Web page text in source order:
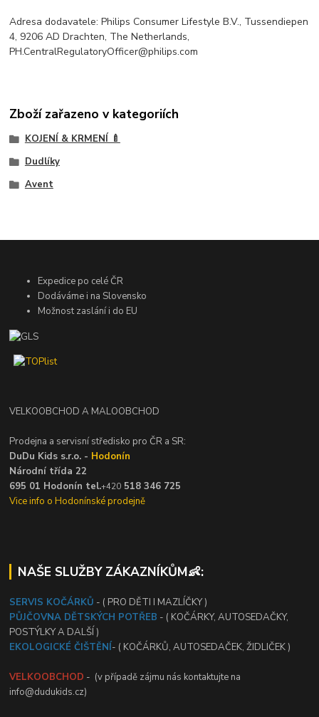
Adresa dodavatele: Philips Consumer Lifestyle B.V., Tussendiepen
4, 9206 AD Drachten, The Netherlands,
PH.CentralRegulatoryOfficer@philips.com
Zboží zařazeno v kategoriích
KOJENÍ & KRMENÍ 🍼
Dudlíky
Avent
Expedice po celé ČR
Dodáváme i na Slovensko
Možnost zaslání i do EU
VELKOOBCHOD A MALOOBCHOD
Prodejna a servisní středisko pro ČR a SR:
DuDu Kids s.r.o. - Hodonín
Národní třída 22
695 01 Hodonín tel.+420 518 346 725
Vice info o Hodonínské prodejně
NAŠE SLUŽBY ZÁKAZNÍKŮM👶:
SERVIS KOČÁRKŮ - ( PRO DĚTI I MAZLÍČKY )
PŮJČOVNA DĚTSKÝCH POTŘEB - ( KOČÁRKY, AUTOSEDAČKY,
POSTÝLKY A DALŠÍ )
EKOLOGICKÉ ČIŠTĚNÍ- ( KOČÁRKŮ, AUTOSEDAČEK, ŽIDLIČEK )
VELKOOBCHOD - (v případě zájmu nás kontaktujte na
info@dudukids.cz)